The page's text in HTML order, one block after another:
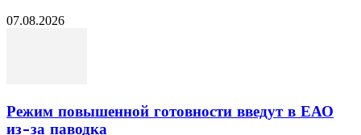
07.08.2026
Режим повышенной готовности введут в ЕАО
из-за паводка